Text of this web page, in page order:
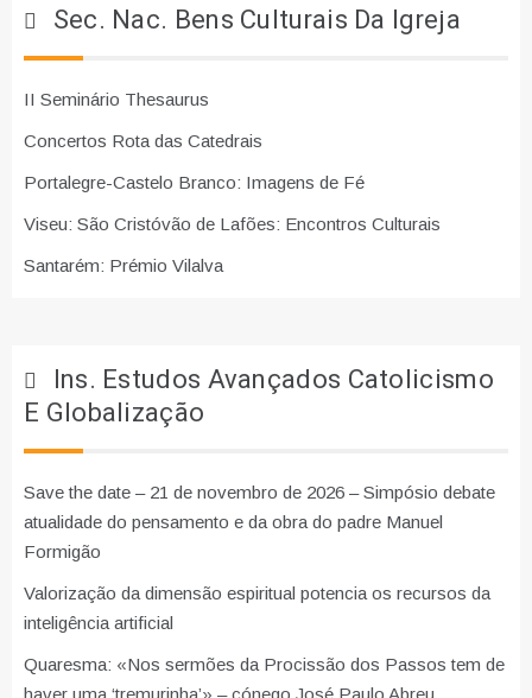
Sec. Nac. Bens Culturais Da Igreja
II Seminário Thesaurus
Concertos Rota das Catedrais
Portalegre-Castelo Branco: Imagens de Fé
Viseu: São Cristóvão de Lafões: Encontros Culturais
Santarém: Prémio Vilalva
Ins. Estudos Avançados Catolicismo
E Globalização
Save the date – 21 de novembro de 2026 – Simpósio debate
atualidade do pensamento e da obra do padre Manuel
Formigão
Valorização da dimensão espiritual potencia os recursos da
inteligência artificial
Quaresma: «Nos sermões da Procissão dos Passos tem de